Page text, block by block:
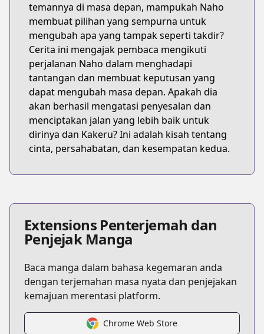
temannya di masa depan, mampukah Naho
membuat pilihan yang sempurna untuk
mengubah apa yang tampak seperti takdir?
Cerita ini mengajak pembaca mengikuti
perjalanan Naho dalam menghadapi
tantangan dan membuat keputusan yang
dapat mengubah masa depan. Apakah dia
akan berhasil mengatasi penyesalan dan
menciptakan jalan yang lebih baik untuk
dirinya dan Kakeru? Ini adalah kisah tentang
cinta, persahabatan, dan kesempatan kedua.
Extensions Penterjemah dan
Penjejak Manga
Baca manga dalam bahasa kegemaran anda
dengan terjemahan masa nyata dan penjejakan
kemajuan merentasi platform.
Chrome Web Store